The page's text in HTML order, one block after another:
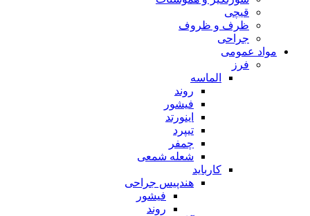
قیچی
ظرف و ظروف
جراحی
مواد عمومی
فرز
الماسه
روند
فیشور
اینورتد
تیپرد
چمفر
شعله شمعی
کارباید
هندپیس جراحی
فیشور
روند